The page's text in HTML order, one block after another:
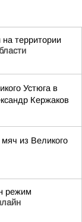
территории
Устюга в
Кержаков
из Великого
режим